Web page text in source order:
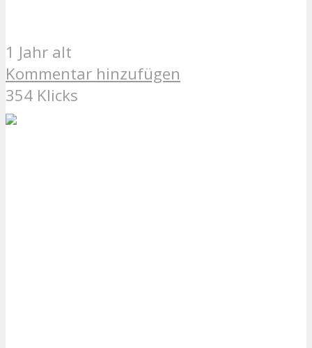
1 Jahr alt
Kommentar hinzufügen
354 Klicks